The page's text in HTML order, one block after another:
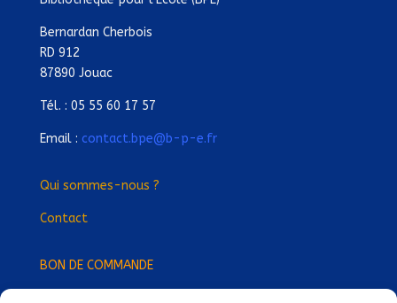
Bernardan Cherbois
RD 912
87890 Jouac
Tél. : 05 55 60 17 57
Email : contact.bpe@b-p-e.fr
Qui sommes-nous ?
Contact
BON DE COMMANDE